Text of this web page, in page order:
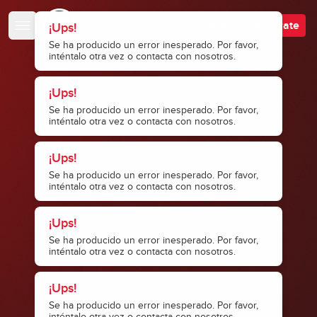
¡Ups!
Se ha producido un error inesperado. Por favor,
inténtalo otra vez o contacta con nosotros.
¡Ups!
Se ha producido un error inesperado. Por favor,
inténtalo otra vez o contacta con nosotros.
¡Ups!
Se ha producido un error inesperado. Por favor,
inténtalo otra vez o contacta con nosotros.
¡Ups!
Se ha producido un error inesperado. Por favor,
inténtalo otra vez o contacta con nosotros.
¡Ups!
Se ha producido un error inesperado. Por favor,
Regístrate
Escuela de Bajistas